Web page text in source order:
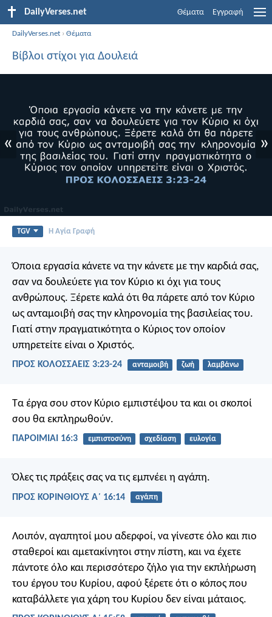
DailyVerses.net Θέματα Εγγραφή
DailyVerses.net ›Θέματα
Βίβλοι στίχοι για Δουλειά
« »
TGV Η Αγία Γραφή
Όποια εργασία κάνετε να την κάνετε με την καρδιά σας,
σαν να δουλεύετε για τον Κύριο κι όχι για τους
ανθρώπους. Ξέρετε καλά ότι θα πάρετε από τον Κύριο
ως ανταμοιβή σας την κληρονομία της βασιλείας του.
Γιατί στην πραγματικότητα ο Κύριος τον οποίον
υπηρετείτε είναι ο Χριστός.
ΠΡΟΣ ΚΟΛΟΣΣΑΕΙΣ 3:23-24 ανταμοιβή ζωή λαμβάνω
Τα έργα σου στον Κύριο εμπιστέψου τα και οι σκοποί
σου θα εκπληρωθούν.
ΠΑΡΟΙΜΙΑΙ 16:3 εμπιστοσύνη σχεδίαση ευλογία
Όλες τις πράξεις σας να τις εμπνέει η αγάπη.
ΠΡΟΣ ΚΟΡΙΝΘΙΟΥΣ Α΄ 16:14 αγάπη
Λοιπόν, αγαπητοί μου αδερφοί, να γίνεστε όλο και πιο
σταθεροί και αμετακίνητοι στην πίστη, και να έχετε
πάντοτε όλο και περισσότερο ζήλο για την εκπλήρωση
του έργου του Κυρίου, αφού ξέρετε ότι ο κόπος που
καταβάλλετε για χάρη του Κυρίου δεν είναι μάταιος.